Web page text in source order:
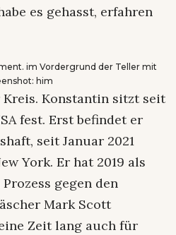
es gehasst, erfahren
im Vordergrund der Teller mit
him
Konstantin sitzt seit
fest. Erst befindet er
seit Januar 2021
York. Er hat 2019 als
gegen den
Mark Scott
Zeit lang auch für